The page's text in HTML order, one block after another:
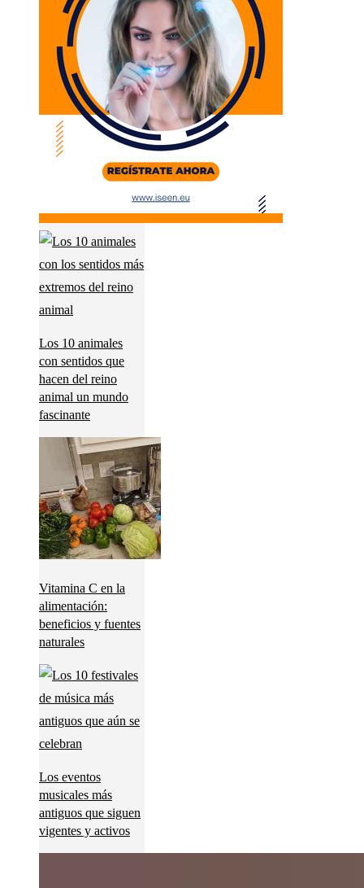
Los 10 animales
con sentidos que
hacen del reino
animal un mundo
fascinante
Vitamina C en la
alimentación:
beneficios y fuentes
naturales
Los eventos
musicales más
antiguos que siguen
vigentes y activos